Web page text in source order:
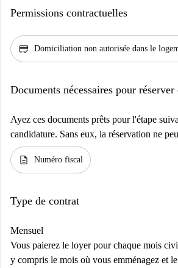
Permissions contractuelles
credit_score Domiciliation non autorisée dans le
Documents nécessaires pour
Ayez ces documents prêts pour l'étape
candidature. Sans eux, la réservation ne
description Numéro fiscal
Type de contrat
Mensuel
Vous paierez le loyer pour chaque mois
y compris le mois où vous emménagez et